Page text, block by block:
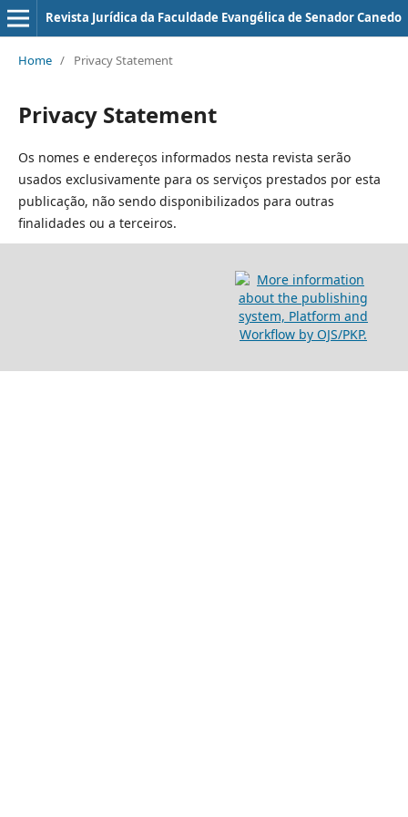
Revista Jurí­dica da Faculdade Evangélica de Senador Canedo
Home / Privacy Statement
Privacy Statement
Os nomes e endereços informados nesta revista serão
usados exclusivamente para os serviços prestados por esta
publicação, não sendo disponibilizados para outras
finalidades ou a terceiros.